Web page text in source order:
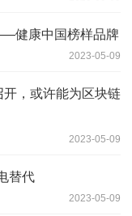
健康中国榜样品牌
2023-05-09
，或许能为区块链
2023-05-09
替代
2023-05-09